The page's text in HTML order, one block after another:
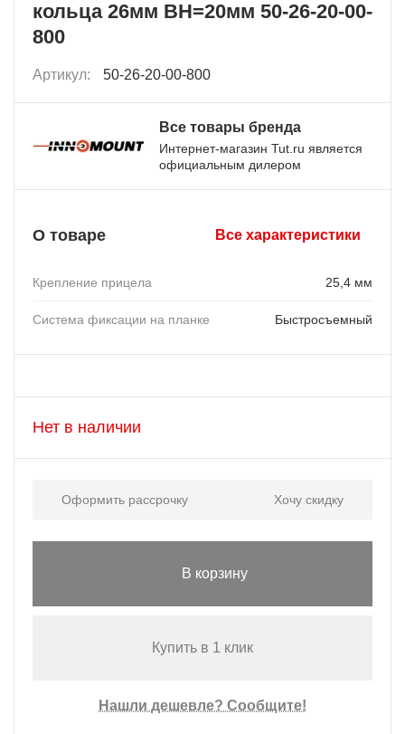
кольца 26мм BH=20мм 50-26-20-00-
800
Артикул: 50-26-20-00-800
Все товары бренда
Интернет-магазин Tut.ru является
официальным дилером
О товаре Все характеристики
Крепление прицела 25,4 мм
Система фиксации на планке Быстросъемный
Нет в наличии
Оформить рассрочку Хочу скидку
В корзину
Купить в 1 клик
Нашли дешевле? Сообщите!